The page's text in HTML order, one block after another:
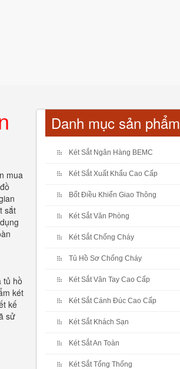
mua
sắt
tủ hồ
két
kế
sử
Danh mục sản phẩm
Két Sắt Ngân Hàng BEMC
Két Sắt Xuất Khẩu Cao Cấp
Bốt Điều Khiển Giao Thông
Két Sắt Văn Phòng
Két Sắt Chống Cháy
Tủ Hồ Sơ Chống Cháy
Két Sắt Vân Tay Cao Cấp
Két Sắt Cánh Đúc Cao Cấp
Két Sắt Khách Sạn
Két Sắt An Toàn
Két Sắt Tổng Thống